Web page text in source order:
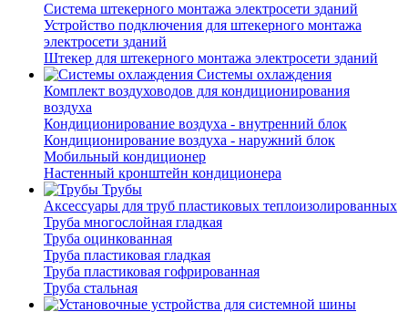
Система штекерного монтажа электросети зданий
Устройство подключения для штекерного монтажа
электросети зданий
Штекер для штекерного монтажа электросети зданий
Системы охлаждения
Комплект воздуховодов для кондиционирования
воздуха
Кондиционирование воздуха - внутренний блок
Кондиционирование воздуха - наружний блок
Мобильный кондиционер
Настенный кронштейн кондиционера
Трубы
Аксессуары для труб пластиковых теплоизолированных
Труба многослойная гладкая
Труба оцинкованная
Труба пластиковая гладкая
Труба пластиковая гофрированная
Труба стальная